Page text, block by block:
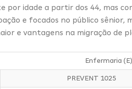
por idade a partir dos 44, mas
e focados no público sênior,
e vantagens na migração de
Enfermaria (E)
PREVENT 1025